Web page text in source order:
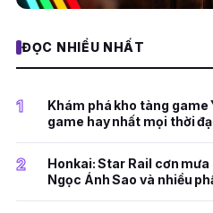
ĐỌC NHIỀU NHẤT
1
Khám phá kho tàng game
game hay nhất mọi thời
2
Honkai: Star Rail cơn
Ngọc Ánh Sao và nhiều